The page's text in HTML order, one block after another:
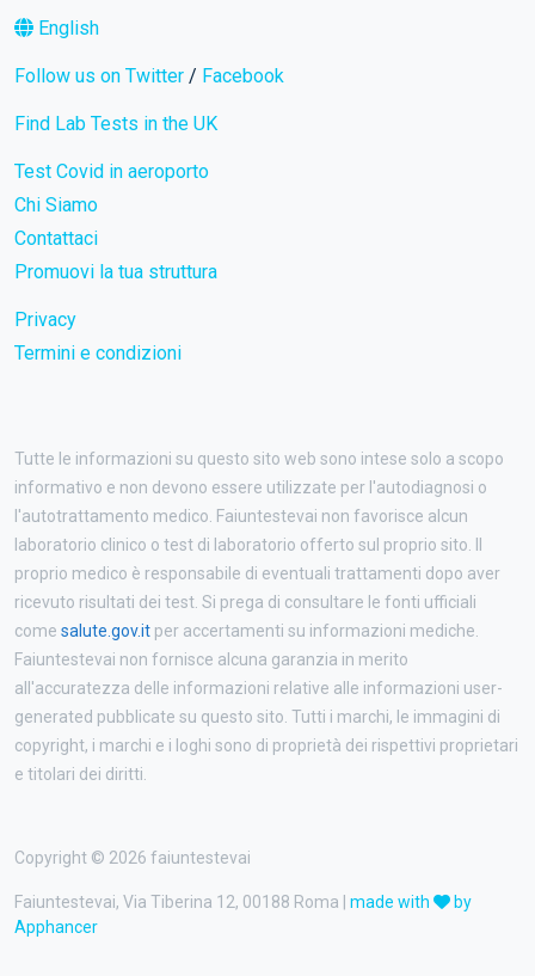
English
Follow us on Twitter / Facebook
Find Lab Tests in the UK
Test Covid in aeroporto
Chi Siamo
Contattaci
Promuovi la tua struttura
Privacy
Termini e condizioni
Tutte le informazioni su questo sito web sono intese solo a scopo
informativo e non devono essere utilizzate per l'autodiagnosi o
l'autotrattamento medico. Faiuntestevai non favorisce alcun
laboratorio clinico o test di laboratorio offerto sul proprio sito. Il
proprio medico è responsabile di eventuali trattamenti dopo aver
ricevuto risultati dei test. Si prega di consultare le fonti ufficiali
come salute.gov.it per accertamenti su informazioni mediche.
Faiuntestevai non fornisce alcuna garanzia in merito
all'accuratezza delle informazioni relative alle informazioni user-
generated pubblicate su questo sito. Tutti i marchi, le immagini di
copyright, i marchi e i loghi sono di proprietà dei rispettivi proprietari
e titolari dei diritti.
Copyright © 2026 faiuntestevai
Faiuntestevai, Via Tiberina 12, 00188 Roma | made with
by
Apphancer